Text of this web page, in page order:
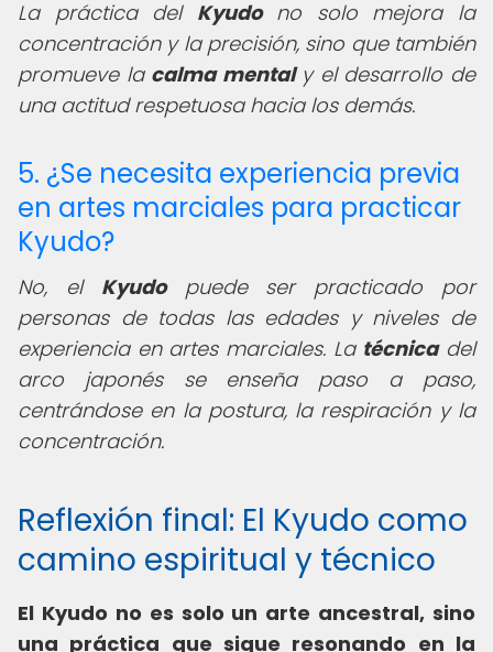
La práctica del Kyudono solo mejora la
concentración y la precisión, sino que también
promueve la calma mentaly el desarrollo de
una actitud respetuosa hacia los demás.
5. ¿Se necesita experiencia previa
en artes marciales para practicar
Kyudo?
No, el Kyudopuede ser practicado por
personas de todas las edades y niveles de
experiencia en artes marciales. La técnicadel
arco japonés se enseña paso a paso,
centrándose en la postura, la respiración y la
concentración.
Reflexión final: El Kyudo como
camino espiritual y técnico
El Kyudo no es solo un arte ancestral, sino
una práctica que sigue resonando en la